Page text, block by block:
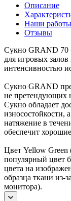
Описание
Наши работы
Отзывы
Сукно GRAND 70
для игровых
интенсивностью
Сукно GRAND
не претендующих
Сукно обладает
износостойкости,
натяжение в
обеспечит
Цвет Yellow Green
популярный
цвета на
образца ткани из-
монитора).